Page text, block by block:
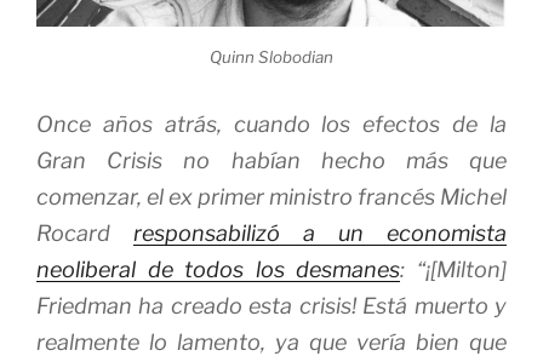
Quinn Slobodian
Once años atrás, cuando los efectos de la
Gran Crisis no habían hecho más que
comenzar, el ex primer ministro francés Michel
Rocard responsabilizó a un economista
neoliberal de todos los desmanes: “¡[Milton]
Friedman ha creado esta crisis! Está muerto y
realmente lo lamento, ya que vería bien que